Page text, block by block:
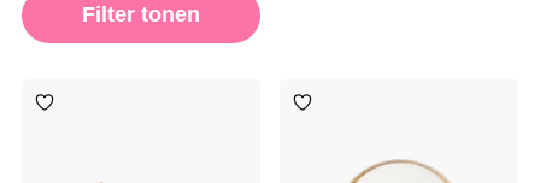
Filter tonen
Toevoegen
aan
Toevoegen
aan